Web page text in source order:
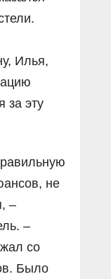
Илья,
за эту
не
–
–
со
Было